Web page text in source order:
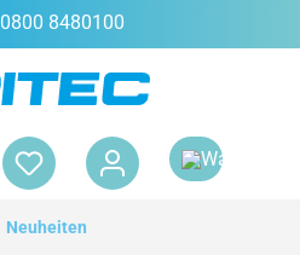
0800 8480100
Neuheiten